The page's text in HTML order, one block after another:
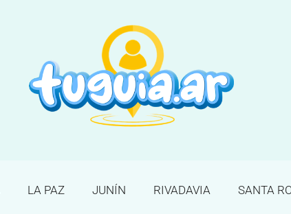
LA PAZ JUNÍN RIVADAVIA SANTA